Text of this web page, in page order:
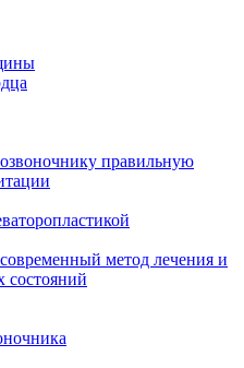
правильную
метод лечения и
состояний